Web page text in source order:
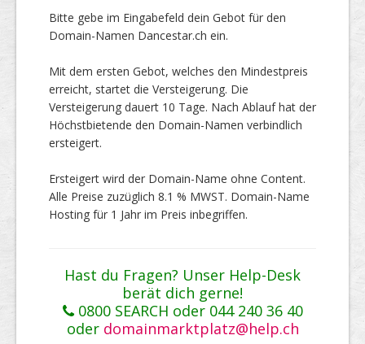
Bitte gebe im Eingabefeld dein Gebot für den
Domain-Namen Dancestar.ch ein.
Mit dem ersten Gebot, welches den Mindestpreis
erreicht, startet die Versteigerung. Die
Versteigerung dauert 10 Tage. Nach Ablauf hat der
Höchstbietende den Domain-Namen verbindlich
ersteigert.
Ersteigert wird der Domain-Name ohne Content.
Alle Preise zuzüglich 8.1 % MWST. Domain-Name
Hosting für 1 Jahr im Preis inbegriffen.
Hast du Fragen? Unser Help-Desk
berät dich gerne!
0800 SEARCH oder 044 240 36 40
oder domainmarktplatz@help.ch